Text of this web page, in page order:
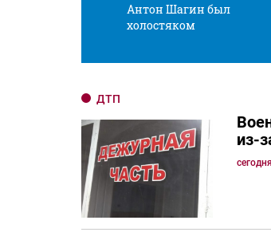
Антон Шагин был
холостяком
ДТП
из-